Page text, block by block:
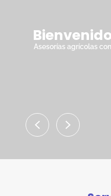
Asesorías agrícolas